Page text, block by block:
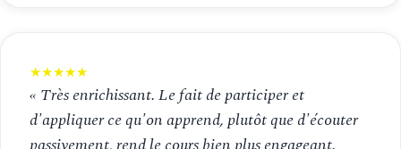
★★★★★
« Très enrichissant. Le fait de participer et
d'appliquer ce qu'on apprend, plutôt que d'écouter